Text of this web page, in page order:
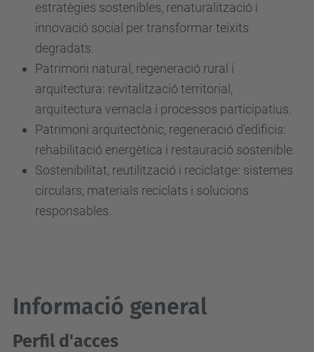
estratègies sostenibles, renaturalització i
innovació social per transformar teixits
degradats.
Patrimoni natural, regeneració rural i
arquitectura: revitalització territorial,
arquitectura vernacla i processos participatius.
Patrimoni arquitectònic, regeneració d’edificis:
rehabilitació energètica i restauració sostenible.
Sostenibilitat, reutilització i reciclatge: sistemes
circulars, materials reciclats i solucions
responsables.
Informació general
Perfil d'acces